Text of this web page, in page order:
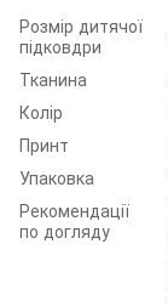
Розмір дитячої
підковдри
Тканина
Колір
Принт
Упаковка
Рекомендації
по догляду